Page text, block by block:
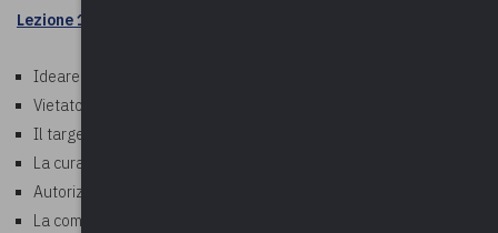
Lezione 1
Ideare un evento: il gruppo di lavoro
Vietato improvvisare: gli adempimenti amministrativi
Il target
La cura degli aspetti logistici e organizzativi
Autorizzazioni e sicurezza: cenni
La comunicazione: quando la visibilità è tutto